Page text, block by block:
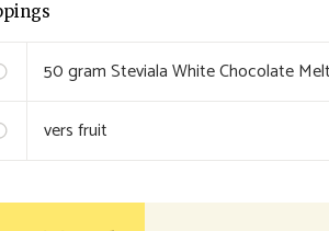
50gramSteviala White Chocolate
vers fruit